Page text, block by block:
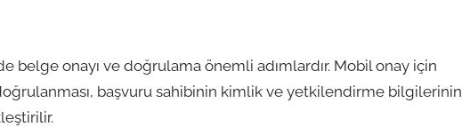
belge onayı ve doğrulama önemli adımlardır. Mobil onay için
başvuru sahibinin kimlik ve yetkilendirme bilgilerinin